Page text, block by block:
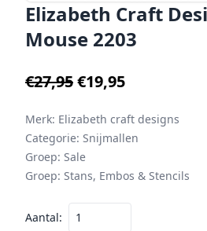
Elizabeth Craft
Mouse 2203
€27,95€19,95
Merk: Elizabeth craft designs
Categorie: Snijmallen
Groep: Sale
Groep: Stans, Embos & Stencils
Aantal: